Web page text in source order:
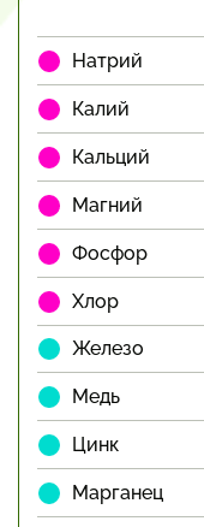
Натрий
Калий
Кальций
Магний
Фосфор
Хлор
Железо
Медь
Цинк
Марганец